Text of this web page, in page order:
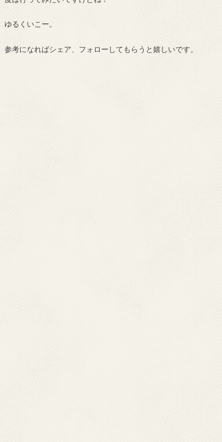
ゆるくいこー。
参考になればシェア、フォローしてもらうと嬉しいです。